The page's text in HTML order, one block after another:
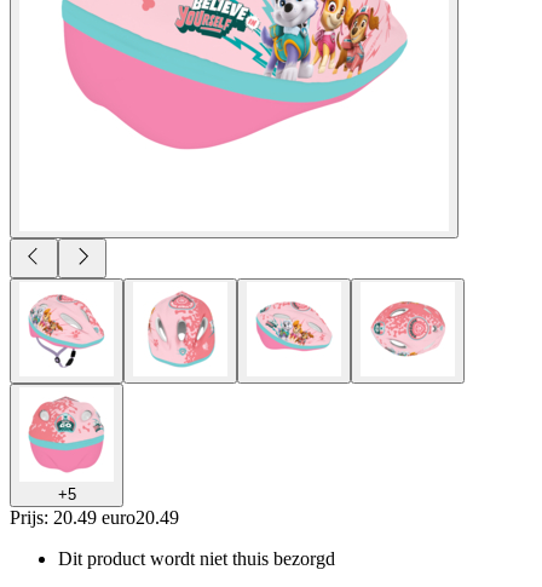
+5
Prijs: 20.49 euro20.49
Dit product wordt niet thuis bezorgd